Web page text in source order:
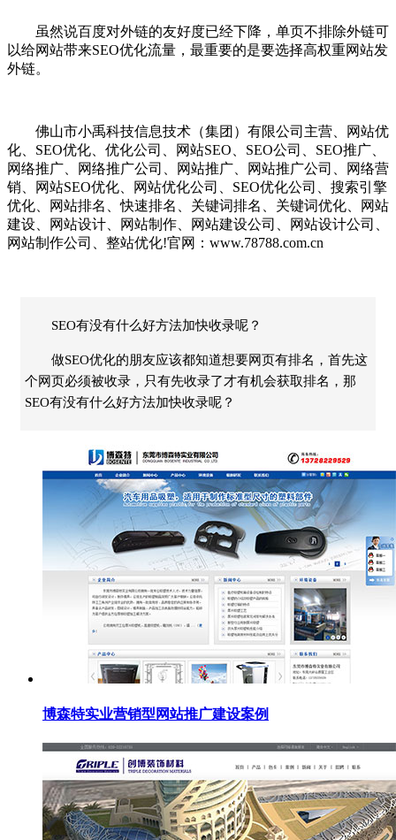
虽然说百度对外链的友好度已经下降，单页不排除外链可
以给网站带来SEO优化流量，最重要的是要选择高权重网站发
外链。
佛山市小禹科技信息技术（集团）有限公司主营、网站优
化、SEO优化、优化公司、网站SEO、SEO公司、SEO推广、
网络推广、网络推广公司、网站推广、网站推广公司、网络营
销、网站SEO优化、网站优化公司、SEO优化公司、搜索引擎
优化、网站排名、快速排名、关键词排名、关键词优化、网站
建设、网站设计、网站制作、网站建设公司、网站设计公司、
网站制作公司、整站优化!官网：www.78788.com.cn
SEO有没有什么好方法加快收录呢？
做SEO优化的朋友应该都知道想要网页有排名，首先这
个网页必须被收录，只有先收录了才有机会获取排名，那
SEO有没有什么好方法加快收录呢？
博森特实业营销型网站推广建设案例